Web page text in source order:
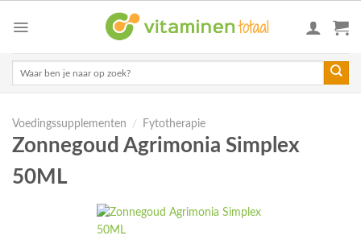
Voedingssupplementen / Fytotherapie
Zonnegoud Agrimonia Simplex
50ML